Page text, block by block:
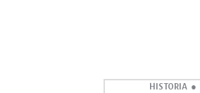
HISTORIA